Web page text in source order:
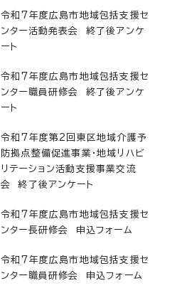
令和7年度広島市地域包括支援セ
ンター活動発表会 終了後アンケ
ート
令和7年度広島市地域包括支援セ
ンター職員研修会 終了後アンケ
ート
令和7年度第2回東区地域介護予
防拠点整備促進事業・地域リハビ
リテーション活動支援事業交流
会 終了後アンケート
令和7年度広島市地域包括支援セ
ンター長研修会 申込フォーム
令和7年度広島市地域包括支援セ
ンター職員研修会 申込フォーム